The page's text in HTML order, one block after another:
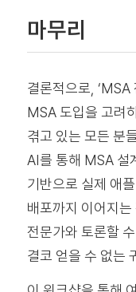
마무리
결론적으로, ‘MSA
MSA 도입을 고려
겪고 있는 모든 분
AI를 통해 MSA 설
기반으로 실제 애
배포까지 이어지
전문가와 토론할
결코 얻을 수 없는